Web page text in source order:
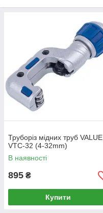
Труборіз мідних труб VALUE
VTC-32 (4-32mm)
В наявності
895 ₴
Купити